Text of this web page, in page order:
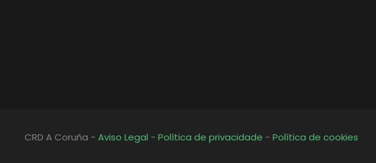
CRD A Coruña - Aviso Legal - Política de privacidade - Política de cookies